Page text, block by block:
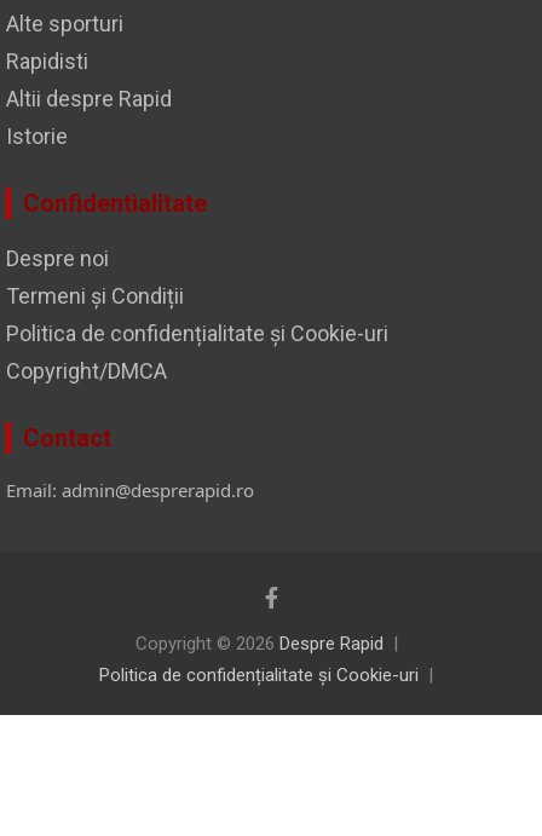
Alte sporturi
Rapidisti
Altii despre Rapid
Istorie
Confidentialitate
Despre noi
Termeni și Condiții
Politica de confidențialitate și Cookie-uri
Copyright/DMCA
Contact
Email: admin@desprerapid.ro
Copyright © 2026 Despre Rapid
Politica de confidențialitate și Cookie-uri